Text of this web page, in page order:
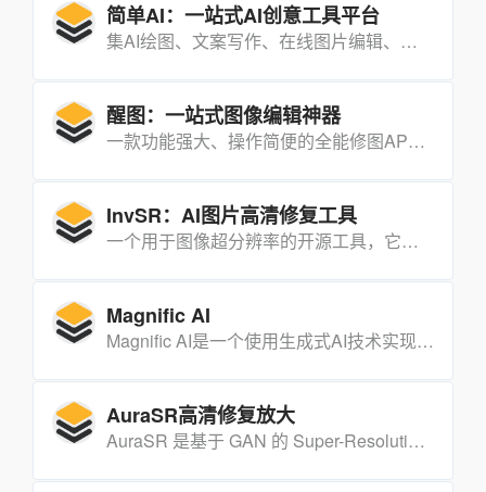
简单AI：一站式AI创意工具平台
集AI绘图、文案写作、在线图片编辑、设计素材库以及AI分享社区于一体的多功能创意工具平台。
醒图：一站式图像编辑神器
一款功能强大、操作简便的全能修图APP，它集多种图像编辑和处理功能于一身，无论是简单的裁剪、滤镜效果，还是复杂的颜色调整、光效调整，都能轻松应对。
InvSR：AI图片高清修复工具
一个用于图像超分辨率的开源工具，它通过先进的算法来增强图像的分辨率，使低分辨率图像变得更加清晰。
Magnific AI
Magnific AI是一个使用生成式AI技术实现极高分辨率图像上标的工具。它不仅可以实现极高分辨率,还可以根据用户的提示和参数添加更多细节。该工具可用于提高肖像、插图、视频游戏资产、风景照片等的分辨率和细节。
AuraSR高清修复放大
AuraSR 是基于 GAN 的 Super-Resolution 模型，通过图像条件化增强技术，提升生成图像的质量。该模型采用 GigaGAN 论文的变体实现，并使用 Torch 框架。AuraSR 的优势在于能够有效提高图像的分辨率和质量，适用于图像处理领域。